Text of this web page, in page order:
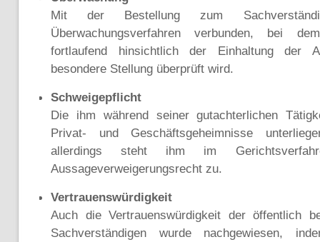
Mit der Bestellung zum
Überwachungsverfahren verbunden, bei
fortlaufend hinsichtlich der Einhaltung der
besondere Stellung überprüft wird.
Schweigepflicht
Die ihm während seiner gutachterlichen
Privat- und Geschäftsgeheimnisse
allerdings steht ihm im
Aussageverweigerungsrecht zu.
Vertrauenswürdigkeit
Auch die Vertrauenswürdigkeit der öffentlich
Sachverständigen wurde nachgewiesen,